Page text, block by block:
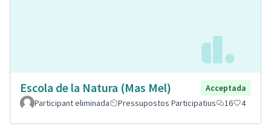
Escola de la Natura (Mas Mel)
Acceptada
Participant eliminada
Pressupostos Participatius 16 4